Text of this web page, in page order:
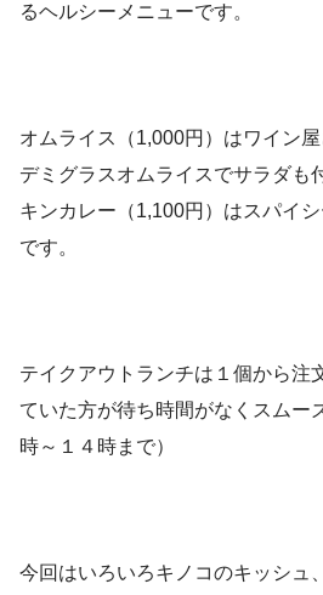
るヘルシーメニューです。
オムライス（1,000円）はワイン
デミグラスオムライスでサラダも
キンカレー（1,100円）はスパイ
です。
テイクアウトランチは１個から注
ていた方が待ち時間がなくスムー
時～１４時まで）
今回はいろいろキノコのキッシュ